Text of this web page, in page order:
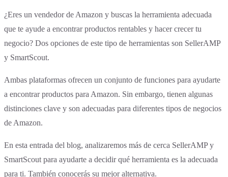
¿Eres un vendedor de Amazon y buscas la herramienta adecuada
que te ayude a encontrar productos rentables y hacer crecer tu
negocio? Dos opciones de este tipo de herramientas son SellerAMP
y SmartScout.
Ambas plataformas ofrecen un conjunto de funciones para ayudarte
a encontrar productos para Amazon. Sin embargo, tienen algunas
distinciones clave y son adecuadas para diferentes tipos de negocios
de Amazon.
En esta entrada del blog, analizaremos más de cerca SellerAMP y
SmartScout para ayudarte a decidir qué herramienta es la adecuada
para ti. También conocerás su mejor alternativa.